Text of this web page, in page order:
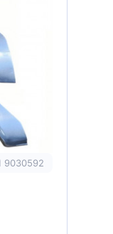
9030592